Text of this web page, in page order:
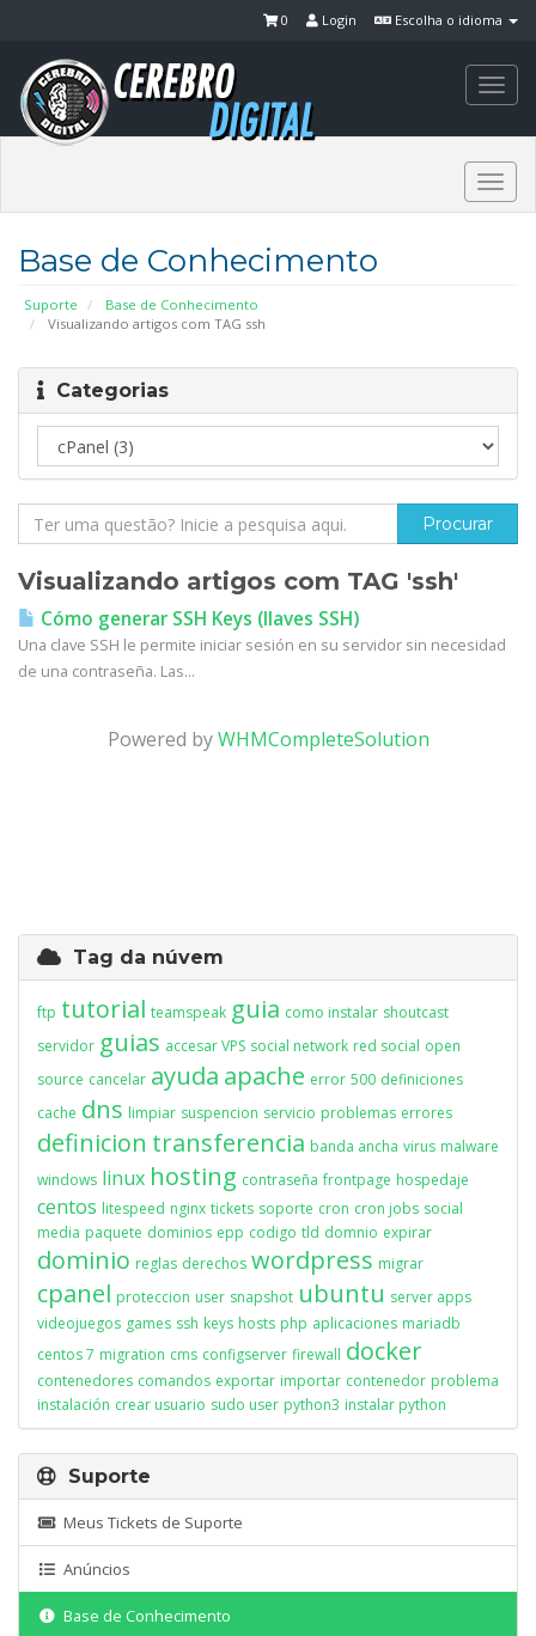
Escolha o idioma
Login
0
Base de Conhecimento
Suporte
Base de Conhecimento
Visualizando artigos com TAG ssh
Categorias
Visualizando artigos com TAG 'ssh'
Cómo generar SSH Keys (llaves SSH)
Una clave SSH le permite iniciar sesión en su servidor sin necesidad
de una contraseña. Las...
Powered byWHMCompleteSolution
Tag da núvem
ftp tutorial teamspeak guia como instalar shoutcast
servidor guias accesar VPS social network red social open
source cancelar ayuda apache error 500 definiciones
cache dns limpiar suspencion servicio problemas errores
definicion transferencia banda ancha virus malware
windows linux hosting contraseña frontpage hospedaje
centos litespeed nginx tickets soporte cron cron jobs social
media paquete dominios epp codigo tld domnio expirar
dominio reglas derechos wordpress migrar
cpanel proteccion user snapshot ubuntu server apps
videojuegos games ssh keys hosts php aplicaciones mariadb
centos 7 migration cms configserver firewall docker
contenedores comandos exportar importar contenedor problema
instalación crear usuario sudo user python3 instalar python
Suporte
Meus Tickets de Suporte
Anúncios
Base de Conhecimento